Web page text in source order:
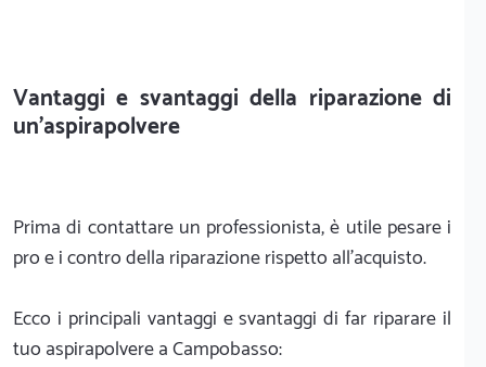
Vantaggi e svantaggi della riparazione di
un'aspirapolvere
Prima di contattare un professionista, è utile pesare i
pro e i contro della riparazione rispetto all'acquisto.
Ecco i principali vantaggi e svantaggi di far riparare il
tuo aspirapolvere a Campobasso: